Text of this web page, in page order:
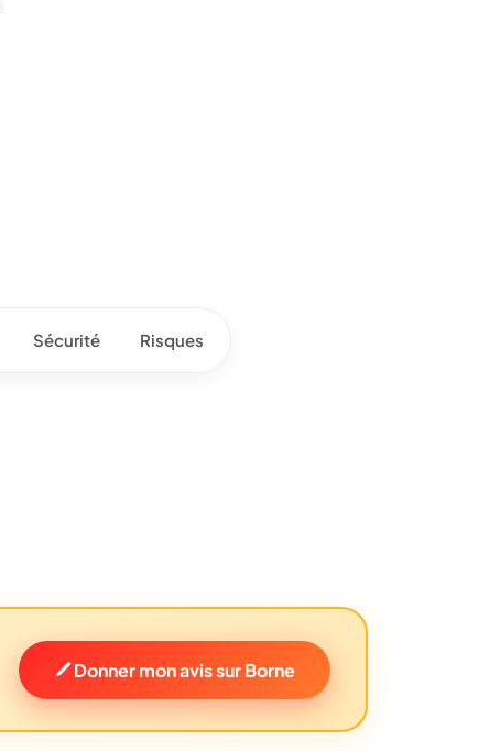
Sécurité Risques
Donner mon avis sur Borne